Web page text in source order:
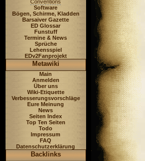
Conventions
Software
Bögen, Schirme, Kladden
Barsaiver Gazette
ED Glossar
Funstuff
Termine & News
Sprüche
Lehensspiel
EDv2Fanprojekt
Metawiki
Main
Anmelden
Über uns
Wiki-Etiquette
Verbesserungsvorschläge
Eure Meinung
News
Seiten Index
Top Ten Seiten
Todo
Impressum
FAQ
Datenschutzerklärung
Backlinks